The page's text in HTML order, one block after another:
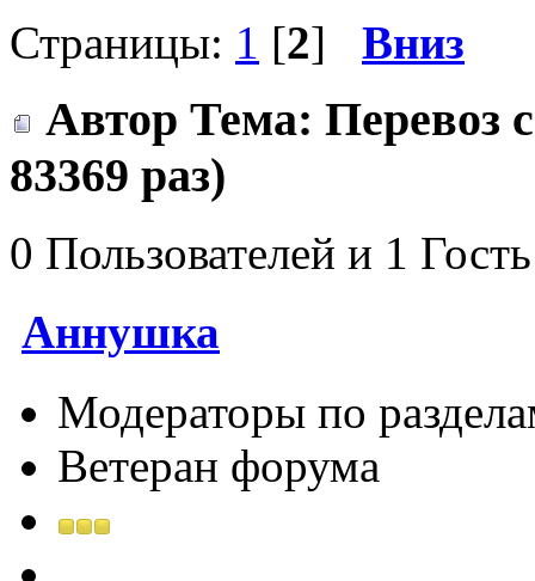
Страницы: 1 [2] Вниз
Автор Тема: Перевоз
83369 раз)
0 Пользователей и 1
Аннушка
Модераторы по
Ветеран форума